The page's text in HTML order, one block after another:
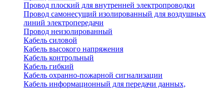
Провод плоский для внутренней электропроводки
Провод самонесущий изолированный для воздушных
линий электропередачи
Провод неизолированный
Кабель силовой
Кабель высокого напряжения
Кабель контрольный
Кабель гибкий
Кабель охранно-пожарной сигнализации
Кабель информационный для передачи данных,